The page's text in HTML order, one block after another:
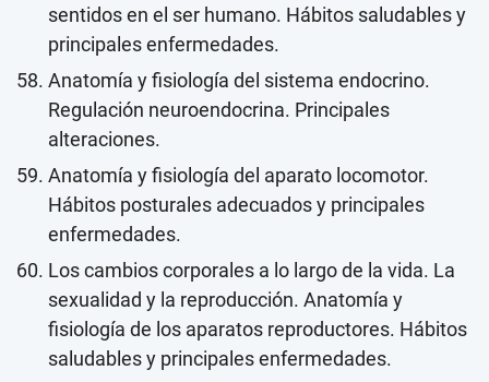
sentidos en el ser humano. Hábitos saludables y
principales enfermedades.
Anatomía y fisiología del sistema endocrino.
Regulación neuroendocrina. Principales
alteraciones.
Anatomía y fisiología del aparato locomotor.
Hábitos posturales adecuados y principales
enfermedades.
Los cambios corporales a lo largo de la vida. La
sexualidad y la reproducción. Anatomía y
fisiología de los aparatos reproductores. Hábitos
saludables y principales enfermedades.